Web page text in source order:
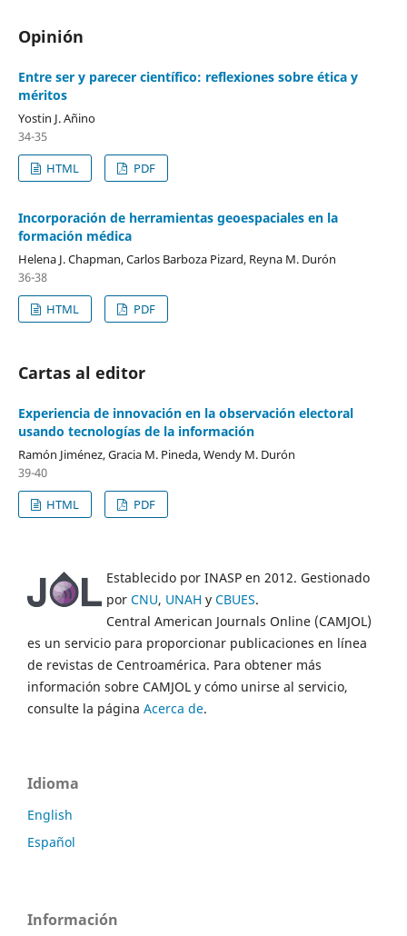
Opinión
Entre ser y parecer científico: reflexiones sobre ética y
méritos
Yostin J. Añino
34-35
HTML
PDF
Incorporación de herramientas geoespaciales en la
formación médica
Helena J. Chapman, Carlos Barboza Pizard, Reyna M. Durón
36-38
HTML
PDF
Cartas al editor
Experiencia de innovación en la observación electoral
usando tecnologías de la información
Ramón Jiménez, Gracia M. Pineda, Wendy M. Durón
39-40
HTML
PDF
Establecido por INASP en 2012. Gestionado
por CNU, UNAH y CBUES.
Central American Journals Online (CAMJOL)
es un servicio para proporcionar publicaciones en línea
de revistas de Centroamérica. Para obtener más
información sobre CAMJOL y cómo unirse al servicio,
consulte la página Acerca de.
Idioma
English
Español
Información